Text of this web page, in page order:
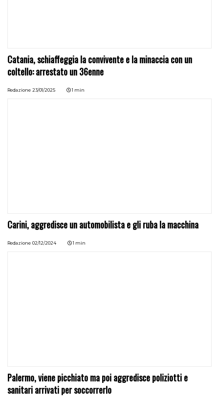
Catania, schiaffeggia la convivente e la minaccia con un
coltello: arrestato un 36enne
Redazione 23/01/2025 1 min
Carini, aggredisce un automobilista e gli ruba la macchina
Redazione 02/12/2024 1 min
Palermo, viene picchiato ma poi aggredisce poliziotti e
sanitari arrivati per soccorrerlo